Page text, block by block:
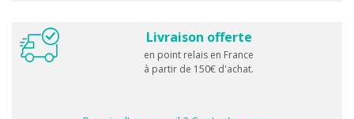
Livraison offerte
en point relais en France
à partir de 150€ d'achat.